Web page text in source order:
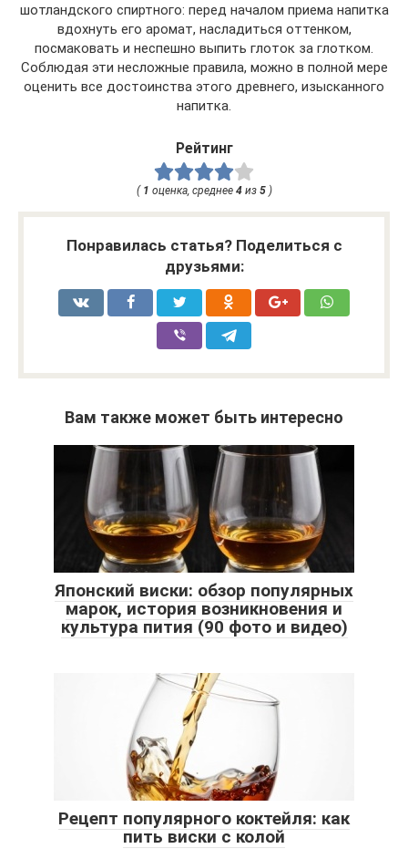
шотландского спиртного: перед началом приема напитка
вдохнуть его аромат, насладиться оттенком,
посмаковать и неспешно выпить глоток за глотком.
Соблюдая эти несложные правила, можно в полной мере
оценить все достоинства этого древнего, изысканного
напитка.
Рейтинг
( 1 оценка, среднее 4из 5)
Понравилась статья? Поделиться с
друзьями:
Вам также может быть интересно
Японский виски: обзор популярных
марок, история возникновения и
культура пития (90 фото и видео)
Рецепт популярного коктейля: как
пить виски с колой